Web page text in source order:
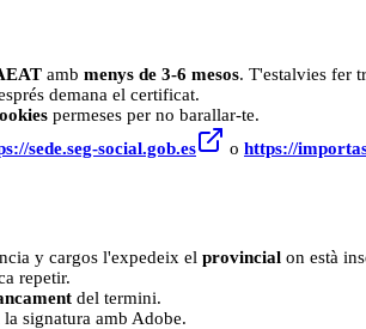
amb menys de 3-6 mesos. T'estalvies fer
demana el certificat.
permeses per no barallar-te.
sede.seg-social.gob.es o https://
y cargos l'expedeix el provincial on està
repetir.
del termini.
signatura amb Adobe.